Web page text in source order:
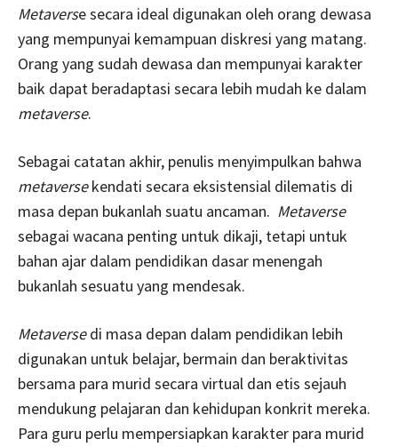
Metaverse secara ideal digunakan oleh orang dewasa
yang mempunyai kemampuan diskresi yang matang.
Orang yang sudah dewasa dan mempunyai karakter
baik dapat beradaptasi secara lebih mudah ke dalam
metaverse.
Sebagai catatan akhir, penulis menyimpulkan bahwa
metaversekendati secara eksistensial dilematis di
masa depan bukanlah suatu ancaman. Metaverse
sebagai wacana penting untuk dikaji, tetapi untuk
bahan ajar dalam pendidikan dasar menengah
bukanlah sesuatu yang mendesak.
Metaversedi masa depan dalam pendidikan lebih
digunakan untuk belajar, bermain dan beraktivitas
bersama para murid secara virtual dan etis sejauh
mendukung pelajaran dan kehidupan konkrit mereka.
Para guru perlu mempersiapkan karakter para murid